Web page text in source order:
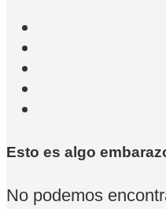
Esto es algo
No podemos